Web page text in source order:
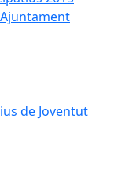
de Joventut